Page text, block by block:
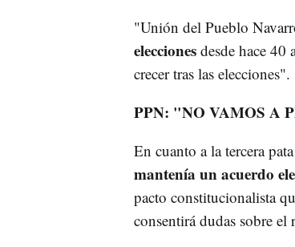
"Unión del Pueblo
elecciones desde hace 40
crecer tras las elecciones".
PPN: "NO VAMOS A
En cuanto a la tercera
mantenía un acuerdo
pacto constitucionalista
consentirá dudas sobre